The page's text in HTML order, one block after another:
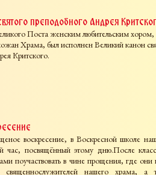
преподобного Андрея
Поста женским любительским хором,
Храма, был исполнен Великий канон
Критского.
воскресение, в Воскресной школе
час, посвящённый этому дню.После
поучаствовать в чине прощения, где они
священнослужителей нашего храма,